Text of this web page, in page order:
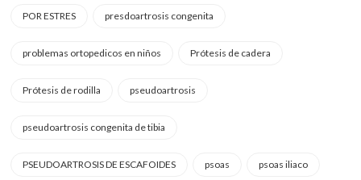
POR ESTRES presdoartrosis congenita
problemas ortopedicos en niños Prótesis de cadera
Prótesis de rodilla pseudoartrosis
pseudoartrosis congenita de tibia
PSEUDOARTROSIS DE ESCAFOIDES psoas psoas iliaco